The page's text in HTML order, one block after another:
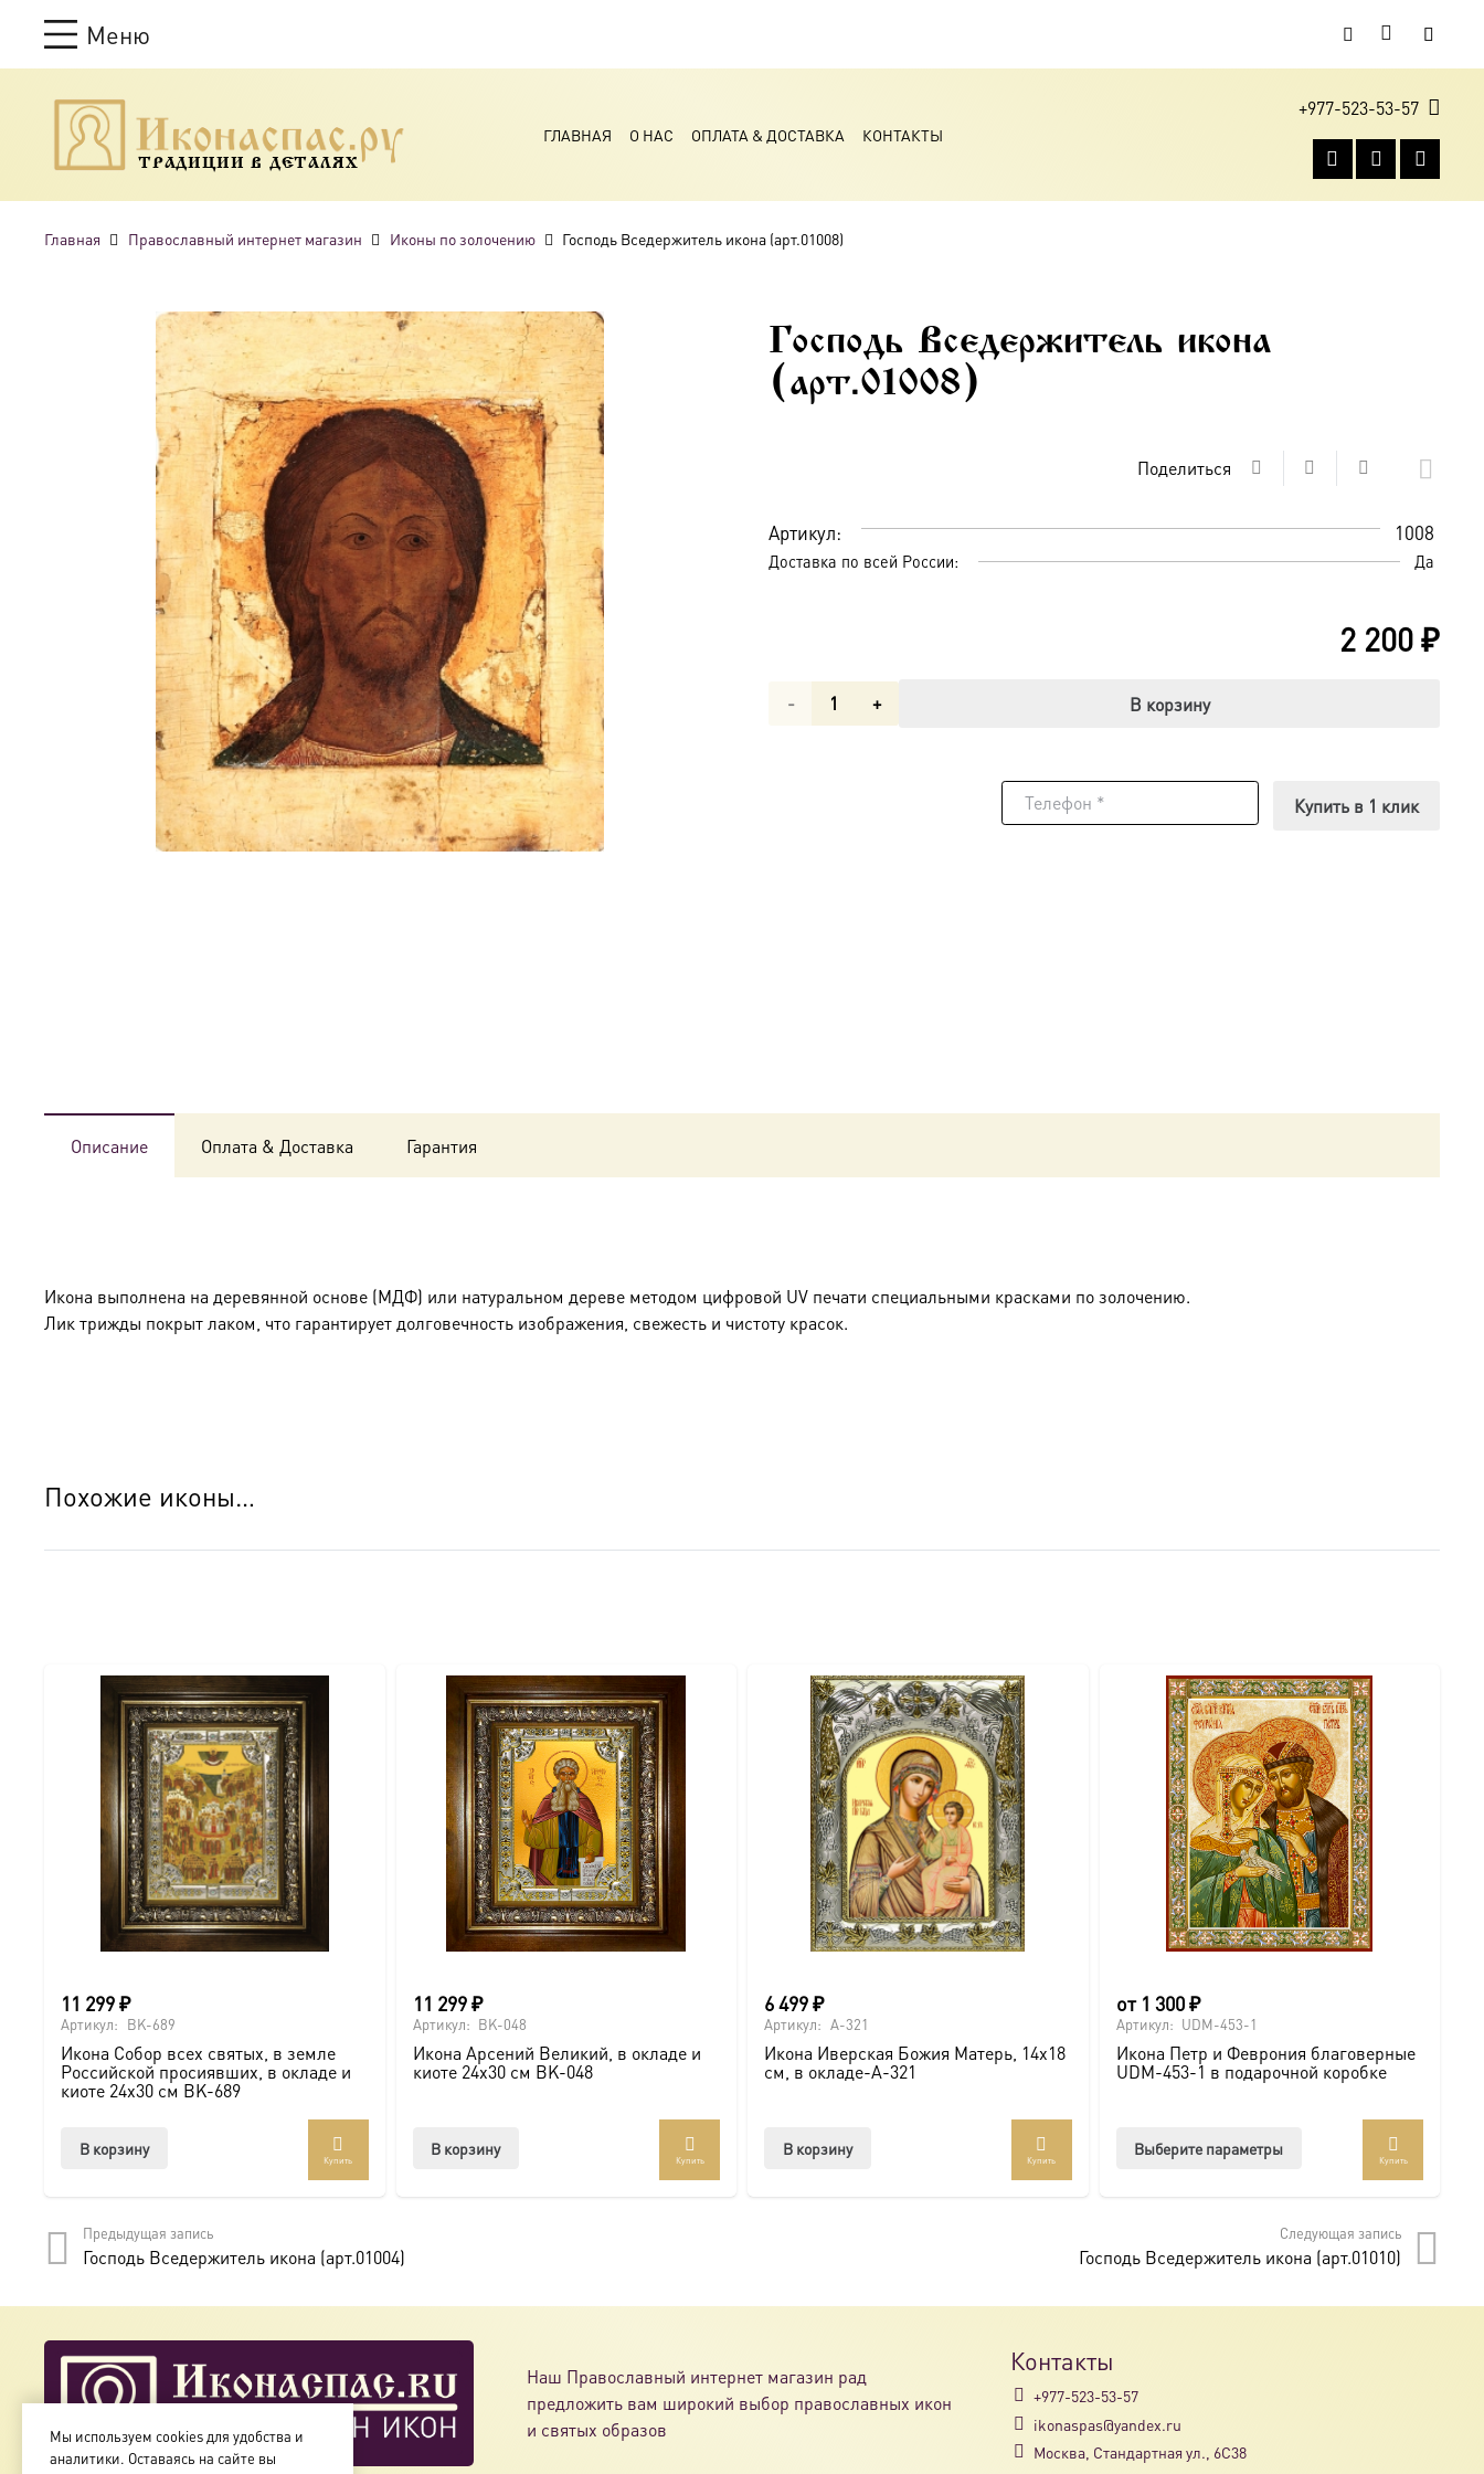
Меню
ТРАДИЦИИ В ДЕТАЛЯХ
ГЛАВНАЯ О НАС ОПЛАТА & ДОСТАВКА КОНТАКТЫ
+977-523-53-57
Главная Православный интернет магазин Иконы по золочению Господь Вседержитель икона (арт.01008)
Господь Вседержитель икона
(арт.01008)
Поделиться
Артикул: 1008
Доставка по всей России: Да
2 200₽
Количество
В корзину
Купить в 1 клик
Описание Оплата & Доставка Гарантия
Икона выполнена на деревянной основе (МДФ) или натуральном дереве методом цифровой UV печати специальными красками по золочению.
Лик трижды покрыт лаком, что гарантирует долговечность изображения, свежесть и чистоту красок.
Похожие иконы…
11 299₽
Артикул: BK-689
Икона Собор всех святых, в земле
Российской просиявших, в окладе и
киоте 24х30 см BK-689
В корзину
Купить
11 299₽
Артикул: BK-048
Икона Арсений Великий, в окладе и
киоте 24х30 см BK-048
В корзину
Купить
6 499₽
Артикул: A-321
Икона Иверская Божия Матерь, 14х18
см, в окладе-A-321
В корзину
Купить
от 1 300₽
Артикул: UDM-453-1
Икона Петр и Феврония благоверные
UDM-453-1 в подарочной коробке
Выберите параметры
вариаций.
Опции
Купить
Предыдущая запись
Господь Вседержитель икона (арт.01004)
Следующая запись
Господь Вседержитель икона (арт.01010)
Наш Православный интернет магазин рад
предложить вам широкий выбор православных икон
и святых образов
Контакты
+977-523-53-57
ikonaspas@yandex.ru
Москва, Стандартная ул., 6С38
Мы используем cookies для удобства и
аналитики. Оставаясь на сайте вы